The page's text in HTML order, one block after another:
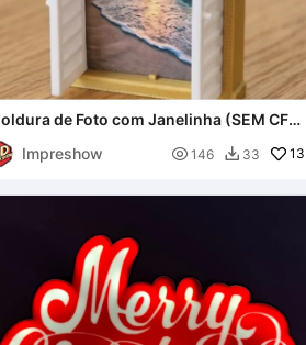
de Foto com Janelinha (SEM CFS
Impreshow
 146  33 13